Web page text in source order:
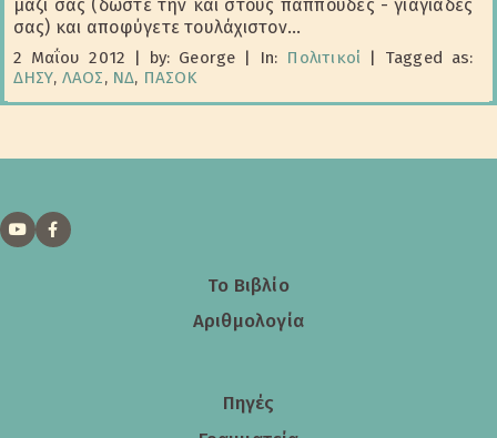
μαζί σας (δώστε την και στους παππούδες - γιαγιάδες
σας) και αποφύγετε τουλάχιστον...
2 Μαΐου 2012 by: George In: Πολιτικοί
Tagged as:
ΔΗΣΥ, ΛΑΟΣ, ΝΔ, ΠΑΣΟΚ
Το Βιβλίο
Αριθμολογία
Πηγές